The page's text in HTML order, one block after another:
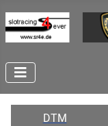
DTM